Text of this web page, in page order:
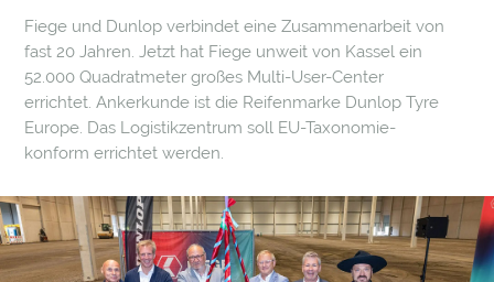
Fiege und Dunlop verbindet eine Zusammenarbeit von
fast 20 Jahren. Jetzt hat Fiege unweit von Kassel ein
52.000 Quadratmeter großes Multi-User-Center
errichtet. Ankerkunde ist die Reifenmarke Dunlop Tyre
Europe. Das Logistikzentrum soll EU-Taxonomie-
konform errichtet werden.